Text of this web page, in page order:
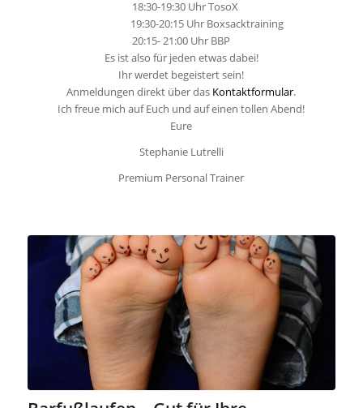
18:30-19:30 Uhr TosoX
19:30-20:15 Uhr Boxsacktraining
20:15- 21:00 Uhr BBP
Es ist also für jeden etwas dabei!
Ihr werdet begeistert sein!
Anmeldungen direkt über das Kontaktformular.
Ich freue mich auf Euch und auf einen tollen Abend!
Eure
Stephanie Lutrelli
Premium Personal Trainer